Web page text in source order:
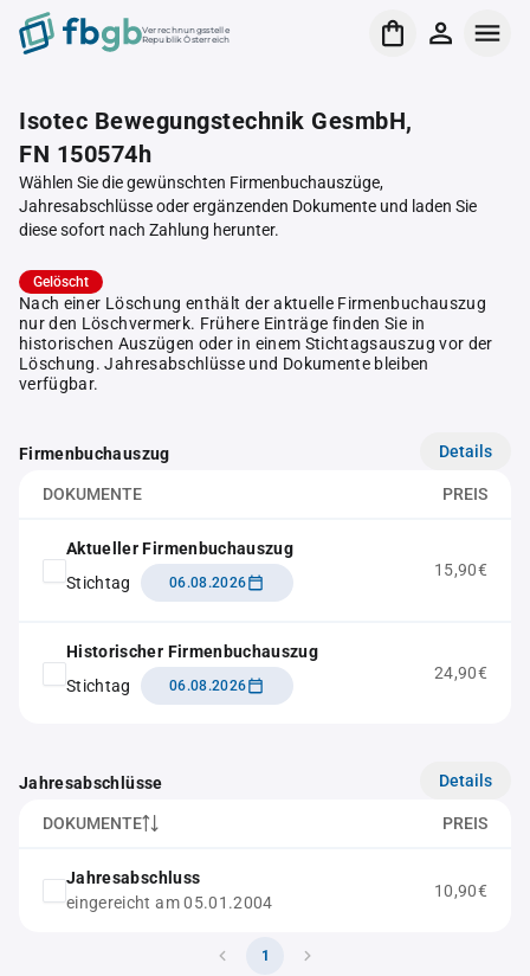
Verrechnungsstelle
Republik Österreich
Isotec Bewegungstechnik GesmbH,
FN 150574h
Wählen Sie die gewünschten Firmenbuchauszüge,
Jahresabschlüsse oder ergänzenden Dokumente und laden Sie
diese sofort nach Zahlung herunter.
Gelöscht
Nach einer Löschung enthält der aktuelle Firmenbuchauszug
nur den Löschvermerk. Frühere Einträge finden Sie in
historischen Auszügen oder in einem Stichtagsauszug vor der
Löschung. Jahresabschlüsse und Dokumente bleiben
verfügbar.
Firmenbuchauszug Details
DOKUMENTE PREIS
Aktueller Firmenbuchauszug
Stichtag
06.08.2026
15,90€
Historischer Firmenbuchauszug
Stichtag
06.08.2026
24,90€
Jahresabschlüsse Details
DOKUMENTE PREIS
Jahresabschluss
eingereicht am 05.01.2004
10,90€
1